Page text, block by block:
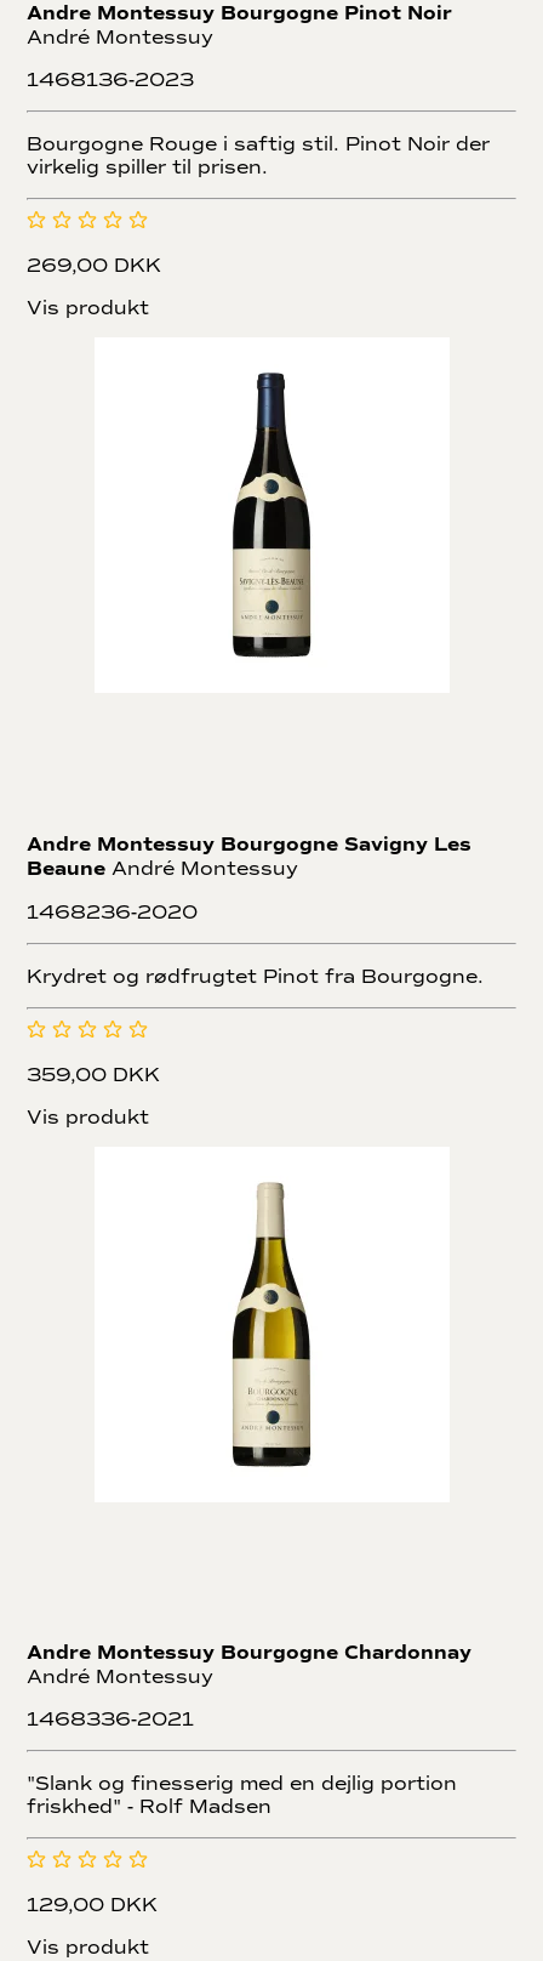
Andre Montessuy Bourgogne Pinot Noir
André Montessuy
1468136-2023
Bourgogne Rouge i saftig stil. Pinot Noir der
virkelig spiller til prisen.
269,00 DKK
Vis produkt
Andre Montessuy Bourgogne Savigny Les
Beaune André Montessuy
1468236-2020
Krydret og rødfrugtet Pinot fra Bourgogne.
359,00 DKK
Vis produkt
Andre Montessuy Bourgogne Chardonnay
André Montessuy
1468336-2021
"Slank og finesserig med en dejlig portion
friskhed" - Rolf Madsen
129,00 DKK
Vis produkt